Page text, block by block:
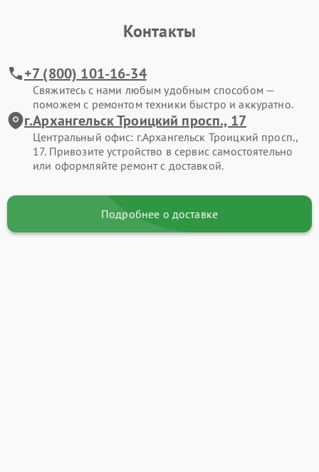
Контакты
+7 (800) 101-16-34
Свяжитесь с нами любым удобным способом —
поможем с ремонтом техники быстро и аккуратно.
г.Архангельск Троицкий просп., 17
Центральный офис: г.Архангельск Троицкий просп.,
17. Привозите устройство в сервис самостоятельно
или оформляйте ремонт с доставкой.
Подробнее о доставке